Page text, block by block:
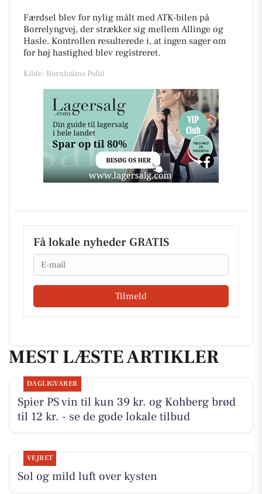
Færdsel blev for nylig målt med ATK-bilen på
Borrelyngvej, der strækker sig mellem Allinge og
Hasle. Kontrollen resulterede i, at ingen sager om
for høj hastighed blev registreret.
Kilde: Bornholms Politi
Få lokale nyheder GRATIS
Email
Tilmeld
MEST LÆSTE ARTIKLER
DAGLIGVARER
Spier PS vin til kun 39 kr. og Kohberg brød
til 12 kr. - se de gode lokale tilbud
VEJRET
Sol og mild luft over kysten